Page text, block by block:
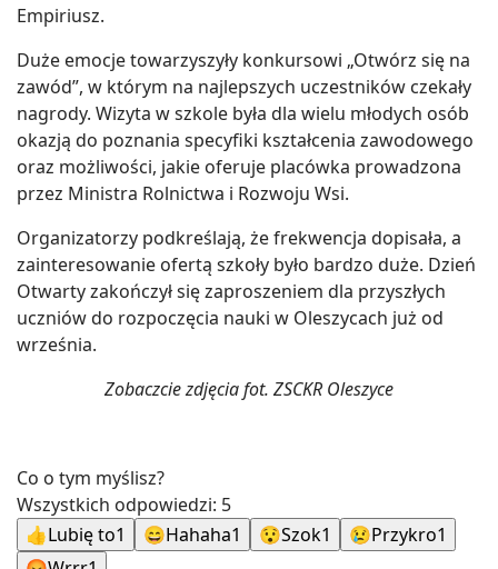
Empiriusz.
Duże emocje towarzyszyły konkursowi „Otwórz się na
zawód”, w którym na najlepszych uczestników czekały
nagrody. Wizyta w szkole była dla wielu młodych osób
okazją do poznania specyfiki kształcenia zawodowego
oraz możliwości, jakie oferuje placówka prowadzona
przez Ministra Rolnictwa i Rozwoju Wsi.
Organizatorzy podkreślają, że frekwencja dopisała, a
zainteresowanie ofertą szkoły było bardzo duże. Dzień
Otwarty zakończył się zaproszeniem dla przyszłych
uczniów do rozpoczęcia nauki w Oleszycach już od
września.
Zobaczcie zdjęcia fot. ZSCKR Oleszyce
Co o tym myślisz?
Wszystkich odpowiedzi: 5
👍Lubię to1 😄Hahaha1 😯Szok1 😢Przykro1